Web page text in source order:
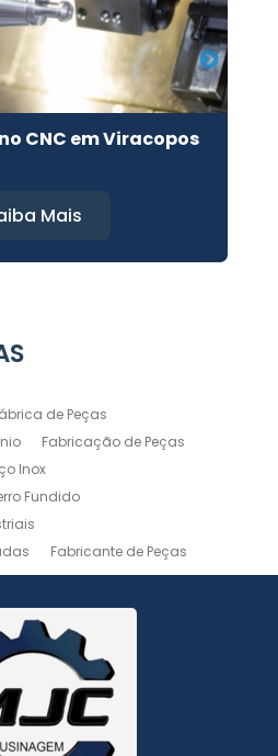
CNC em Viracopos
Mais
de Peças
Fabricação de Peças
Inox
Fundido
Fabricante de Peças
Peças Usinadas
de Soldagem
de Usinagem Pesada
e Solda
Usinagem